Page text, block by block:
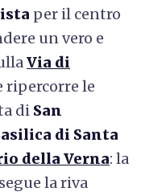
per il centro
un vero e
Via di
ripercorre le
di San
di Santa
della Verna: la
la riva